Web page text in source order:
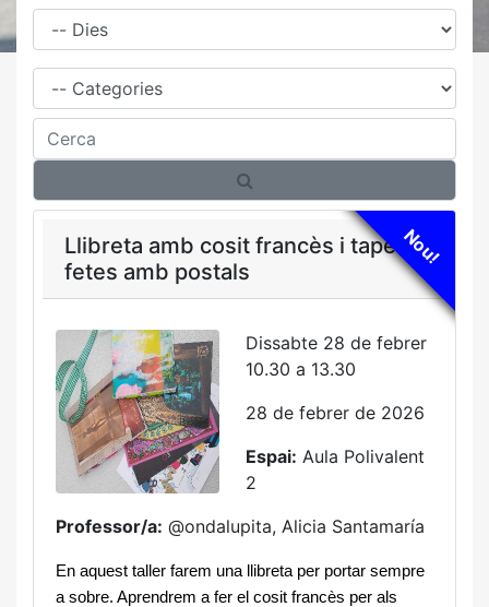
Dies
Família
Cerca
Nou!
Llibreta amb cosit francès i tapes
fetes amb postals
Dissabte 28 de febrer
10.30 a 13.30
28 de febrer de 2026
Espai: Aula Polivalent
2
Professor/a: @ondalupita, Alicia Santamaría
En aquest taller farem una llibreta per portar sempre
a sobre. Aprendrem a fer el cosit francès per als